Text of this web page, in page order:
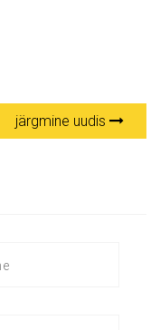
järgmine uudis